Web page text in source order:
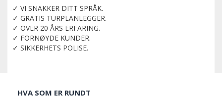
✓ VI SNAKKER DITT SPRÅK.
✓ GRATIS TURPLANLEGGER.
✓ OVER 20 ÅRS ERFARING.
✓ FORNØYDE KUNDER.
✓ SIKKERHETS POLISE.
HVA SOM ER RUNDT